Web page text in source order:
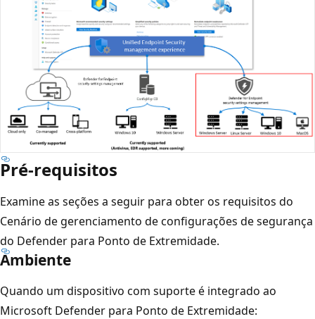
Pré-requisitos
Examine as seções a seguir para obter os requisitos do
Cenário de gerenciamento de configurações de segurança
do Defender para Ponto de Extremidade.
Ambiente
Quando um dispositivo com suporte é integrado ao
Microsoft Defender para Ponto de Extremidade: